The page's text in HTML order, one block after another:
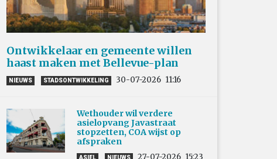
Ontwikkelaar en gemeente willen
haast maken met Bellevue-plan
NIEUWS STADSONTWIKKELING 30-07-2026 11:16
Wethouder wil verdere
asielopvang Javastraat
stopzetten, COA wijst op
afspraken
ASIEL NIEUWS